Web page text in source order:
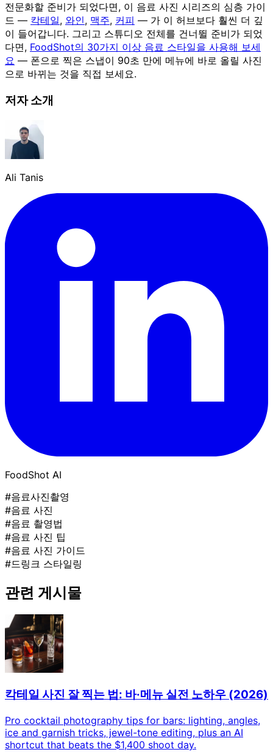
전문화할 준비가 되었다면, 이 음료 사진 시리즈의 심층 가이
드 — 칵테일, 와인, 맥주, 커피 — 가 이 허브보다 훨씬 더 깊
이 들어갑니다. 그리고 스튜디오 전체를 건너뛸 준비가 되었
다면, FoodShot의 30가지 이상 음료 스타일을 사용해 보세
요 — 폰으로 찍은 스냅이 90초 만에 메뉴에 바로 올릴 사진
으로 바뀌는 것을 직접 보세요.
저자 소개
Ali Tanis
FoodShot AI
#음료사진촬영
#음료 사진
#음료 촬영법
#음료 사진 팁
#음료 사진 가이드
#드링크 스타일링
관련 게시물
칵테일 사진 잘 찍는 법: 바·메뉴 실전 노하우 (2026)
Pro cocktail photography tips for bars: lighting, angles,
ice and garnish tricks, jewel-tone editing, plus an AI
shortcut that beats the $1,400 shoot day.